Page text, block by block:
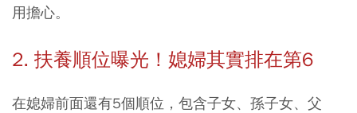
用擔心。
2. 扶養順位曝光！媳婦其實排在第6
在媳婦前面還有5個順位，包含子女、孫子女、父